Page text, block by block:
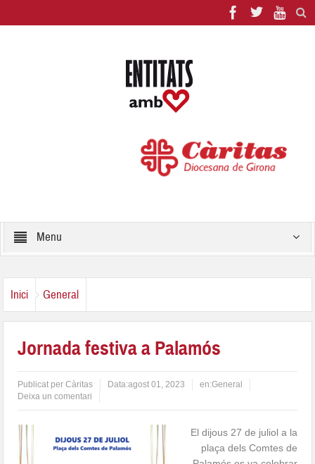
Menu
Inici General
Jornada festiva a Palamós
Publicat perCàritas Data:agost 01, 2023 en:General
Deixa un comentari
El dijous 27 de juliol a la
plaça dels Comtes de